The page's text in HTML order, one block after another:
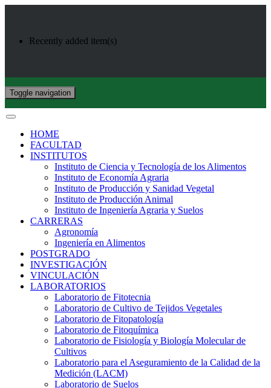
Recently added item(s)
Toggle navigation
HOME
FACULTAD
INSTITUTOS
Instituto de Ciencia y Tecnología de los Alimentos
Instituto de Economía Agraria
Instituto de Producción y Sanidad Vegetal
Instituto de Producción Animal
Instituto de Ingeniería Agraria y Suelos
CARRERAS
Agronomía
Ingeniería en Alimentos
POSTGRADO
INVESTIGACIÓN
VINCULACIÓN
LABORATORIOS
Laboratorio de Fitotecnia
Laboratorio de Cultivo de Tejidos Vegetales
Laboratorio de Fitopatología
Laboratorio de Fitoquímica
Laboratorio de Fisiología y Biología Molecular de
Cultivos
Laboratorio para el Aseguramiento de la Calidad de la
Medición (LACM)
Laboratorio de Suelos